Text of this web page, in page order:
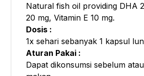
Natural fish oil providing DHA
20 mg, Vitamin E 10 mg.
Dosis :
1x sehari sebanyak 1 kapsul
Aturan Pakai :
Dapat dikonsumsi sebelum